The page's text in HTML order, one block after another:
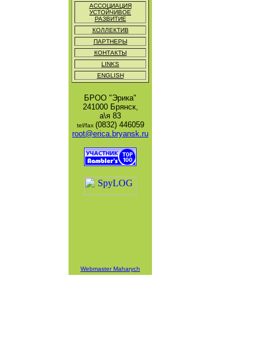
АССОЦИАЦИЯ
УСТОЙЧИВОЕ
РАЗВИТИЕ
КОЛЛЕКТИВ
ПАРТНЕРЫ
КОНТАКТЫ
LINKS
ENGLISH
БРОО "Эрика"
241000 Брянск,
а\я 83
tel/fax (0832) 446059
root@erica.bryansk.ru
Webmaster Maharych